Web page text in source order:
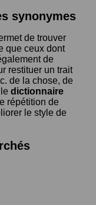
synonymes
de trouver
que ceux dont
de
restituer un trait
de la chose, de
dictionnaire
répétition de
le style de